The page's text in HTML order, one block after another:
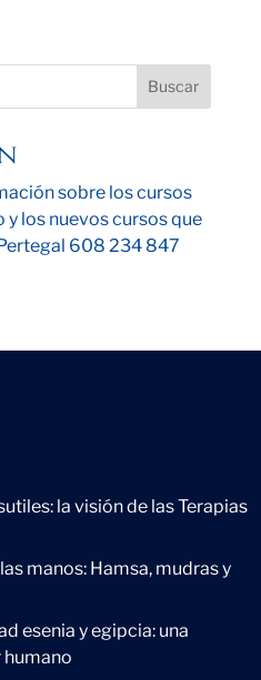
sobre los cursos
y los nuevos cursos que
608 234 847
la visión de las Terapias
manos: Hamsa, mudras y
esenia y egipcia: una
humano